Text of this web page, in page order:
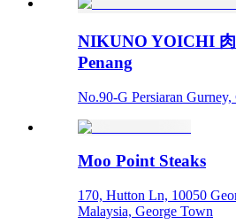
NIKUNO YOICHI
Penang
No.90-G Persiaran Gurney,
Moo Point Steaks
170, Hutton Ln, 10050
Malaysia, George Town